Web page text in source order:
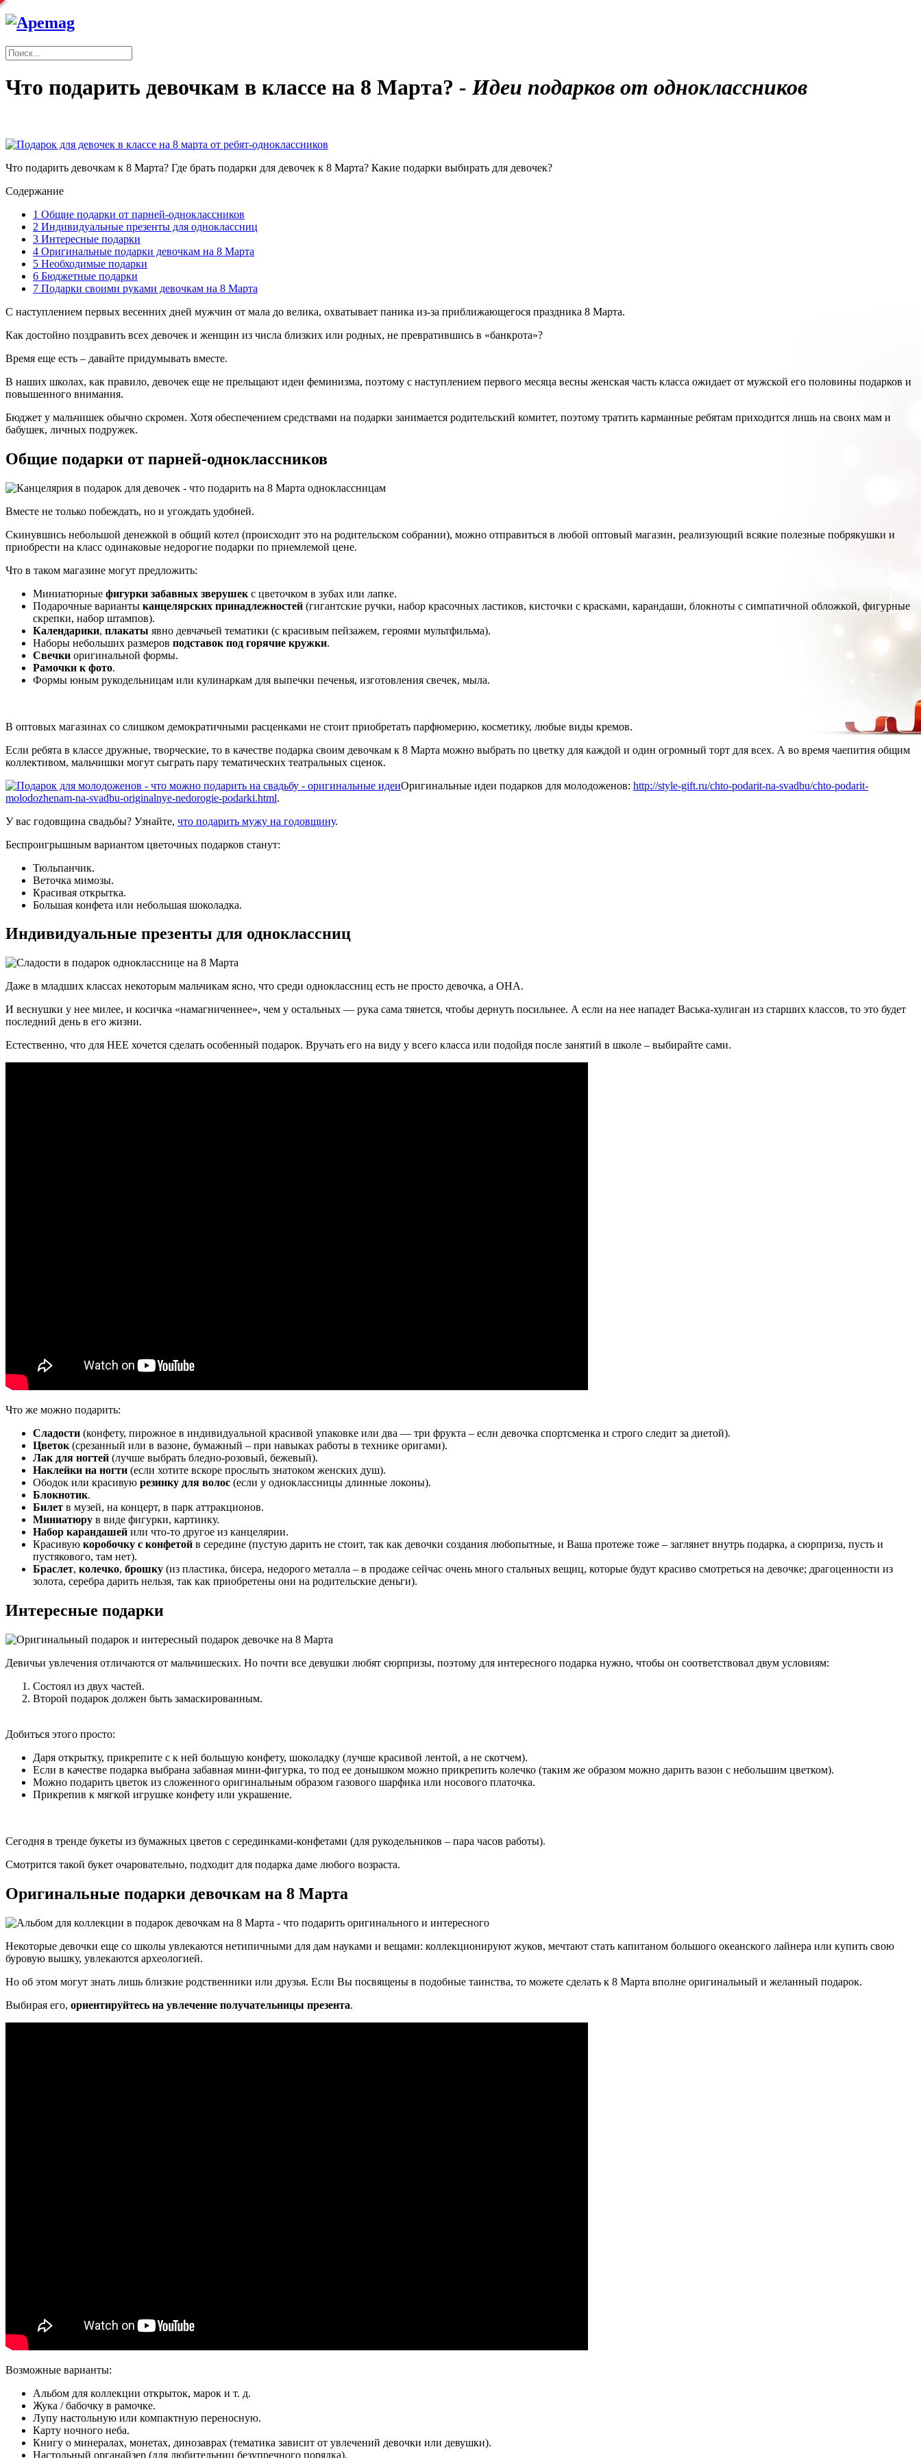
Что подарить девочкам в классе на 8 Марта? - Идеи подарков от одноклассников
Что подарить девочкам к 8 Марта? Где брать подарки для девочек к 8 Марта? Какие подарки выбирать для девочек?
Содержание
1 Общие подарки от парней-одноклассников
2 Индивидуальные презенты для одноклассниц
3 Интересные подарки
4 Оригинальные подарки девочкам на 8 Марта
5 Необходимые подарки
6 Бюджетные подарки
7 Подарки своими руками девочкам на 8 Марта
С наступлением первых весенних дней мужчин от мала до велика, охватывает паника из-за приближающегося праздника 8 Марта.
Как достойно поздравить всех девочек и женщин из числа близких или родных, не превратившись в «банкрота»?
Время еще есть – давайте придумывать вместе.
В наших школах, как правило, девочек еще не прельщают идеи феминизма, поэтому с наступлением первого месяца весны женская часть класса ожидает от мужской его половины подарков и
повышенного внимания.
Бюджет у мальчишек обычно скромен. Хотя обеспечением средствами на подарки занимается родительский комитет, поэтому тратить карманные ребятам приходится лишь на своих мам и
бабушек, личных подружек.
Общие подарки от парней-одноклассников
Вместе не только побеждать, но и угождать удобней.
Скинувшись небольшой денежкой в общий котел (происходит это на родительском собрании), можно отправиться в любой оптовый магазин, реализующий всякие полезные побрякушки и
приобрести на класс одинаковые недорогие подарки по приемлемой цене.
Что в таком магазине могут предложить:
Миниатюрные фигурки забавных зверушек с цветочком в зубах или лапке.
Подарочные варианты канцелярских принадлежностей (гигантские ручки, набор красочных ластиков, кисточки с красками, карандаши, блокноты с симпатичной обложкой, фигурные
скрепки, набор штампов).
Календарики, плакаты явно девчачьей тематики (с красивым пейзажем, героями мультфильма).
Наборы небольших размеров подставок под горячие кружки.
Свечки оригинальной формы.
Рамочки к фото.
Формы юным рукодельницам или кулинаркам для выпечки печенья, изготовления свечек, мыла.
В оптовых магазинах со слишком демократичными расценками не стоит приобретать парфюмерию, косметику, любые виды кремов.
Если ребята в классе дружные, творческие, то в качестве подарка своим девочкам к 8 Марта можно выбрать по цветку для каждой и один огромный торт для всех. А во время чаепития общим
коллективом, мальчишки могут сыграть пару тематических театральных сценок.
Оригинальные идеи подарков для молодоженов: http://style-gift.ru/chto-podarit-na-svadbu/chto-podarit-
molodozhenam-na-svadbu-originalnye-nedorogie-podarki.html.
У вас годовщина свадьбы? Узнайте, что подарить мужу на годовщину.
Беспроигрышным вариантом цветочных подарков станут:
Тюльпанчик.
Веточка мимозы.
Красивая открытка.
Большая конфета или небольшая шоколадка.
Индивидуальные презенты для одноклассниц
Даже в младших классах некоторым мальчикам ясно, что среди одноклассниц есть не просто девочка, а ОНА.
И веснушки у нее милее, и косичка «намагниченнее», чем у остальных — рука сама тянется, чтобы дернуть посильнее. А если на нее нападет Васька-хулиган из старших классов, то это будет
последний день в его жизни.
Естественно, что для НЕЕ хочется сделать особенный подарок. Вручать его на виду у всего класса или подойдя после занятий в школе – выбирайте сами.
Что же можно подарить:
Сладости (конфету, пирожное в индивидуальной красивой упаковке или два — три фрукта – если девочка спортсменка и строго следит за диетой).
Цветок (срезанный или в вазоне, бумажный – при навыках работы в технике оригами).
Лак для ногтей (лучше выбрать бледно-розовый, бежевый).
Наклейки на ногти (если хотите вскоре прослыть знатоком женских душ).
Ободок или красивую резинку для волос (если у одноклассницы длинные локоны).
Блокнотик.
Билет в музей, на концерт, в парк аттракционов.
Миниатюру в виде фигурки, картинку.
Набор карандашей или что-то другое из канцелярии.
Красивую коробочку с конфетой в середине (пустую дарить не стоит, так как девочки создания любопытные, и Ваша протеже тоже – заглянет внутрь подарка, а сюрприза, пусть и
пустякового, там нет).
Браслет, колечко, брошку (из пластика, бисера, недорого металла – в продаже сейчас очень много стальных вещиц, которые будут красиво смотреться на девочке; драгоценности из
золота, серебра дарить нельзя, так как приобретены они на родительские деньги).
Интересные подарки
Девичьи увлечения отличаются от мальчишеских. Но почти все девушки любят сюрпризы, поэтому для интересного подарка нужно, чтобы он соответствовал двум условиям:
Состоял из двух частей.
Второй подарок должен быть замаскированным.
Добиться этого просто:
Даря открытку, прикрепите с к ней большую конфету, шоколадку (лучше красивой лентой, а не скотчем).
Если в качестве подарка выбрана забавная мини-фигурка, то под ее донышком можно прикрепить колечко (таким же образом можно дарить вазон с небольшим цветком).
Можно подарить цветок из сложенного оригинальным образом газового шарфика или носового платочка.
Прикрепив к мягкой игрушке конфету или украшение.
Сегодня в тренде букеты из бумажных цветов с серединками-конфетами (для рукодельников – пара часов работы).
Смотрится такой букет очаровательно, подходит для подарка даме любого возраста.
Оригинальные подарки девочкам на 8 Марта
Некоторые девочки еще со школы увлекаются нетипичными для дам науками и вещами: коллекционируют жуков, мечтают стать капитаном большого океанского лайнера или купить свою
буровую вышку, увлекаются археологией.
Но об этом могут знать лишь близкие родственники или друзья. Если Вы посвящены в подобные таинства, то можете сделать к 8 Марта вполне оригинальный и желанный подарок.
Выбирая его, ориентируйтесь на увлечение получательницы презента.
Возможные варианты:
Альбом для коллекции открыток, марок и т. д.
Жука / бабочку в рамочке.
Лупу настольную или компактную переносную.
Карту ночного неба.
Книгу о минералах, монетах, динозаврах (тематика зависит от увлечений девочки или девушки).
Настольный органайзер (для любительниц безупречного порядка).